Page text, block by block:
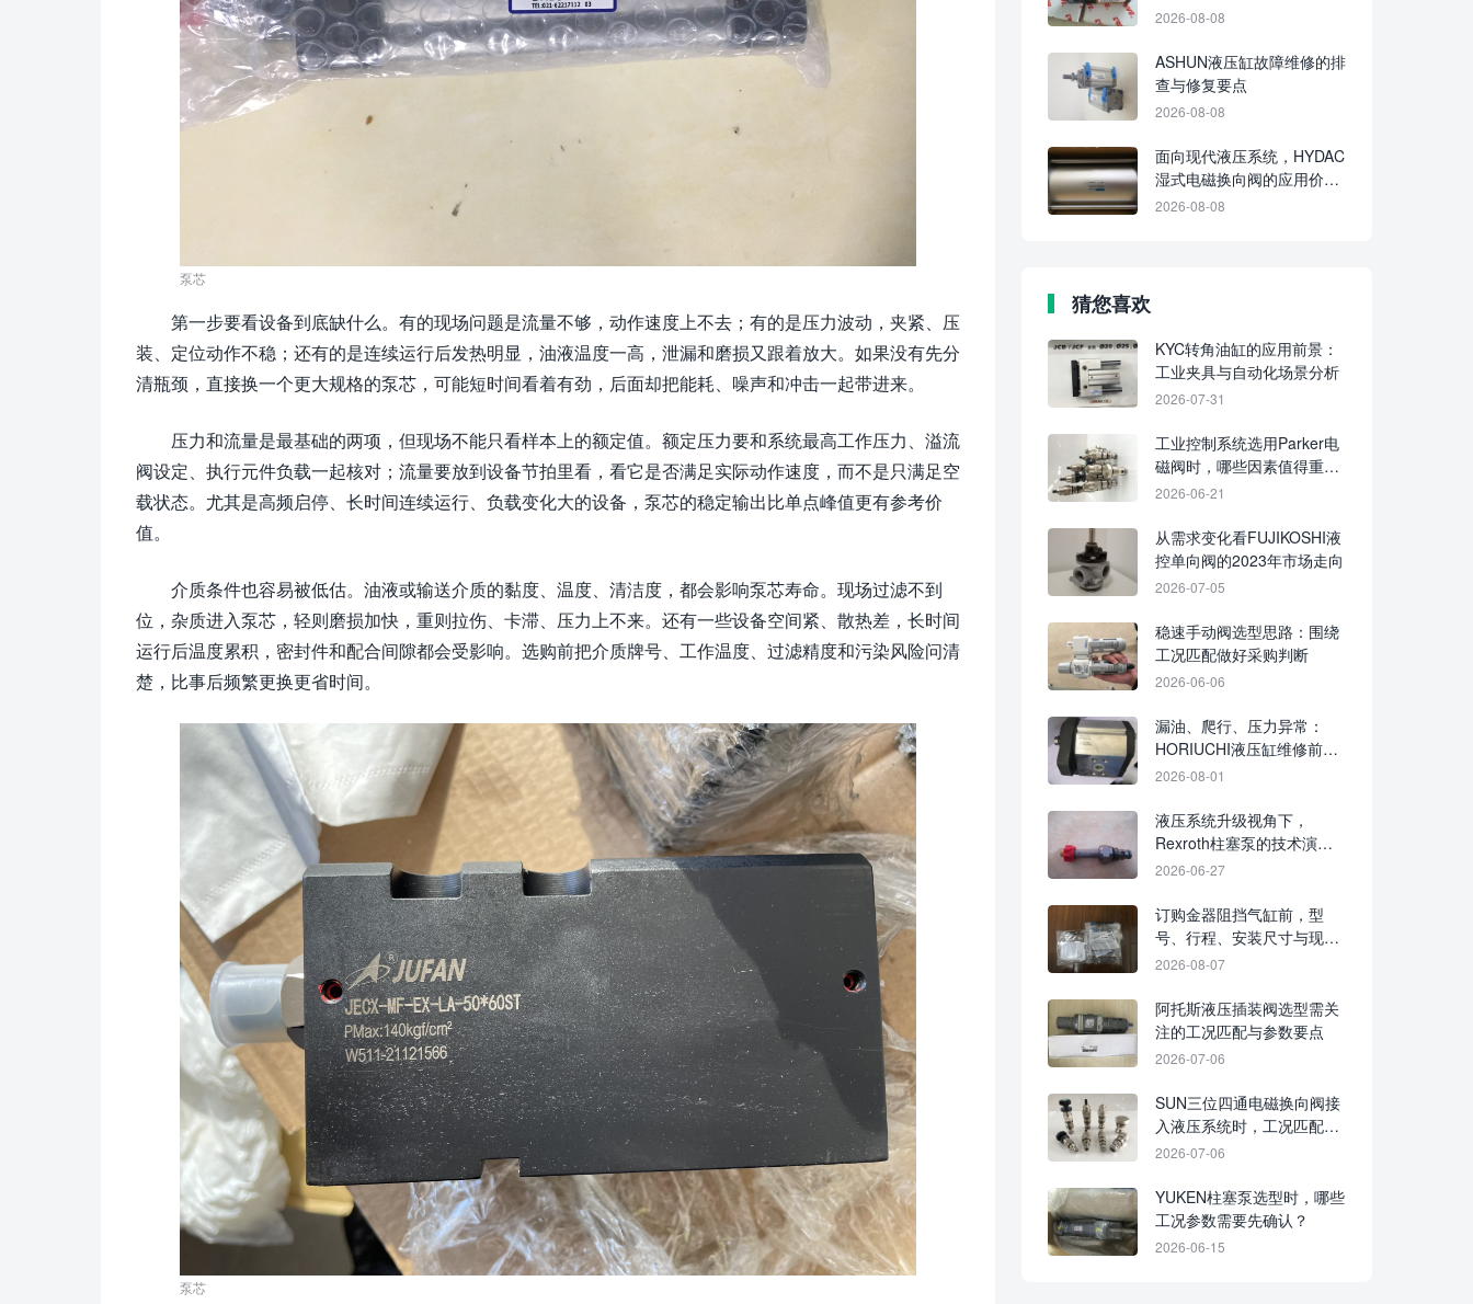
泵芯
第一步要看设备到底缺什么。有的现场问题是流量不够，动作速度上不去；有的是压力波动，夹紧、压
装、定位动作不稳；还有的是连续运行后发热明显，油液温度一高，泄漏和磨损又跟着放大。如果没有先分
清瓶颈，直接换一个更大规格的泵芯，可能短时间看着有劲，后面却把能耗、噪声和冲击一起带进来。
压力和流量是最基础的两项，但现场不能只看样本上的额定值。额定压力要和系统最高工作压力、溢流
阀设定、执行元件负载一起核对；流量要放到设备节拍里看，看它是否满足实际动作速度，而不是只满足空
载状态。尤其是高频启停、长时间连续运行、负载变化大的设备，泵芯的稳定输出比单点峰值更有参考价
值。
介质条件也容易被低估。油液或输送介质的黏度、温度、清洁度，都会影响泵芯寿命。现场过滤不到
位，杂质进入泵芯，轻则磨损加快，重则拉伤、卡滞、压力上不来。还有一些设备空间紧、散热差，长时间
运行后温度累积，密封件和配合间隙都会受影响。选购前把介质牌号、工作温度、过滤精度和污染风险问清
楚，比事后频繁更换更省时间。
泵芯
路功能应逐项确认
2026-08-08
ASHUN液压缸故障维修的排
查与修复要点
2026-08-08
面向现代液压系统，HYDAC
湿式电磁换向阀的应用价值
在哪里
2026-08-08
猜您喜欢
KYC转角油缸的应用前景：
工业夹具与自动化场景分析
2026-07-31
工业控制系统选用Parker电
磁阀时，哪些因素值得重点
评估
2026-06-21
从需求变化看FUJIKOSHI液
控单向阀的2023年市场走向
2026-07-05
稳速手动阀选型思路：围绕
工况匹配做好采购判断
2026-06-06
漏油、爬行、压力异常：
HORIUCHI液压缸维修前应
重点检查
2026-08-01
液压系统升级视角下，
Rexroth柱塞泵的技术演进
与应用趋势
2026-06-27
订购金器阻挡气缸前，型
号、行程、安装尺寸与现场
工况应一次说明
2026-08-07
阿托斯液压插装阀选型需关
注的工况匹配与参数要点
2026-07-06
SUN三位四通电磁换向阀接
入液压系统时，工况匹配与
安装细节需重点核对
2026-07-06
YUKEN柱塞泵选型时，哪些
工况参数需要先确认？
2026-06-15